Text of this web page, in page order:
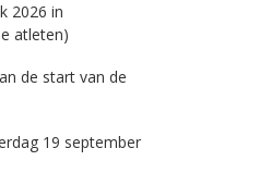
2026 in
atleten)
de start van de
19 september